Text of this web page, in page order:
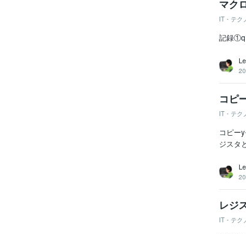
マク
IT・テク
記録①q
コピ
IT・テク
コピー
ジスタ
レジ
IT・テク